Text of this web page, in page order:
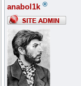
anabol1k ®